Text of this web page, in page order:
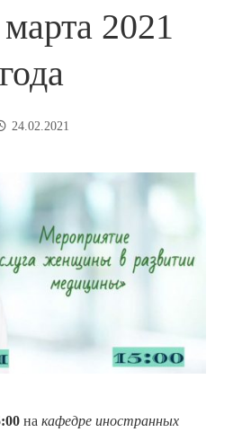
2021
года
24.02.2021
на кафедре иностранных